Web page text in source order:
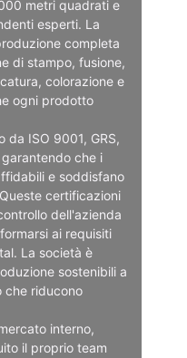
metri quadrati e
esperti. La
completa
di stampo, fusione,
colorazione e
ogni prodotto
da ISO 9001, GRS,
garantendo che i
e soddisfano
certificazioni
dell'azienda
ai requisiti
La società è
sostenibili a
che riducono
interno,
il proprio team